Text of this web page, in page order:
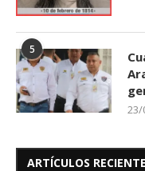
5
23/
ARTÍCULOS